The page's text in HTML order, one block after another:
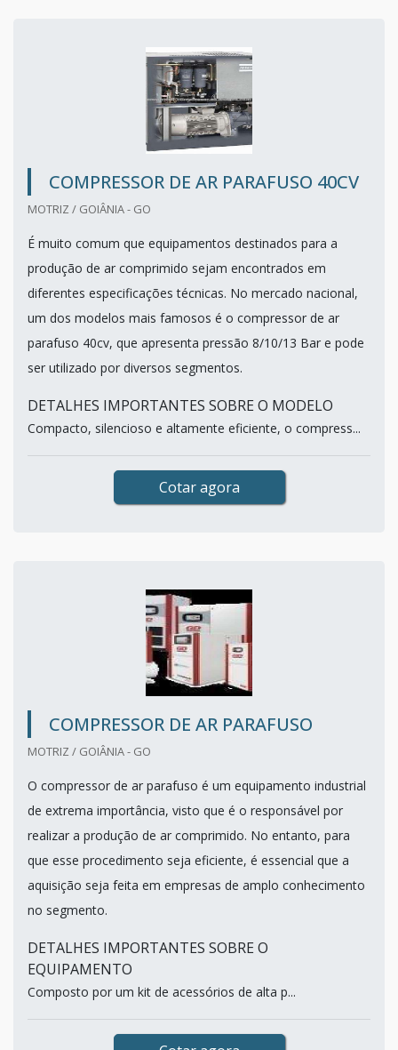
COMPRESSOR DE AR PARAFUSO 40CV
MOTRIZ / GOIÂNIA - GO
É muito comum que equipamentos destinados para a
produção de ar comprimido sejam encontrados em
diferentes especificações técnicas. No mercado nacional,
um dos modelos mais famosos é o compressor de ar
parafuso 40cv, que apresenta pressão 8/10/13 Bar e pode
ser utilizado por diversos segmentos.
DETALHES IMPORTANTES SOBRE O MODELO
Compacto, silencioso e altamente eficiente, o compress...
Cotar agora
COMPRESSOR DE AR PARAFUSO
MOTRIZ / GOIÂNIA - GO
O compressor de ar parafuso é um equipamento industrial
de extrema importância, visto que é o responsável por
realizar a produção de ar comprimido. No entanto, para
que esse procedimento seja eficiente, é essencial que a
aquisição seja feita em empresas de amplo conhecimento
no segmento.
DETALHES IMPORTANTES SOBRE O
EQUIPAMENTO
Composto por um kit de acessórios de alta p...